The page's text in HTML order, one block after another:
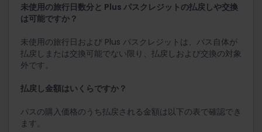
未使用の旅行日数分と Plus パスクレジットの払戻しや交換
は可能ですか？
未使用の旅行日および Plus パスクレジットは、パス自体が
払戻しまたは交換可能でない限り、払戻しおよび交換の対象
外です。
払戻し金額はいくらですか？
パスの購入価格のうち払戻される金額は以下の表で確認でき
ます。